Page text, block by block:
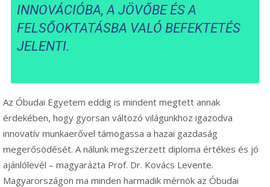
INNOVÁCIÓBA, A JÖVŐBE ÉS A
FELSŐOKTATÁSBA VALÓ BEFEKTETÉS
JELENTI.
Az Óbudai Egyetem eddig is mindent megtett annak
érdekében, hogy gyorsan változó világunkhoz igazodva
innovatív munkaerővel támogassa a hazai gazdaság
megerősödését. A nálunk megszerzett diploma értékes és jó
ajánlólevél – magyarázta Prof. Dr. Kovács Levente.
Magyarországon ma minden harmadik mérnök az Óbudai